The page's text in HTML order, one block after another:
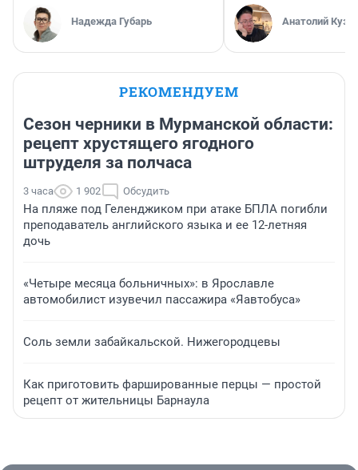
Надежда Губарь Анатолий
РЕКОМЕНДУЕМ
Сезон черники в Мурманской области:
рецепт хрустящего ягодного
штруделя за полчаса
3 часа 1 902 Обсудить
На пляже под Геленджиком при атаке БПЛА погибли
преподаватель английского языка и ее 12-летняя
дочь
«Четыре месяца больничных»: в Ярославле
автомобилист изувечил пассажира «Яавтобуса»
Соль земли забайкальской. Нижегородцевы
Как приготовить фаршированные перцы — простой
рецепт от жительницы Барнаула